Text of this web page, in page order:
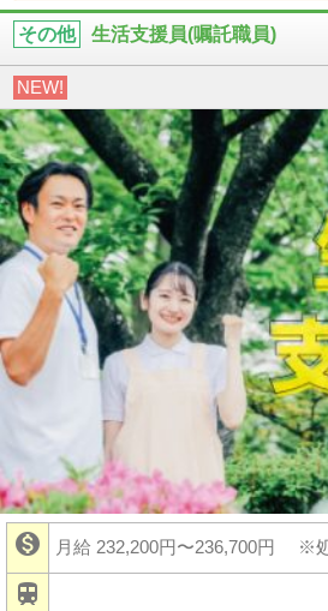
その他 生活支援員(嘱託職員)
NEW!
 月給 232,200円〜236,700円 ※処
